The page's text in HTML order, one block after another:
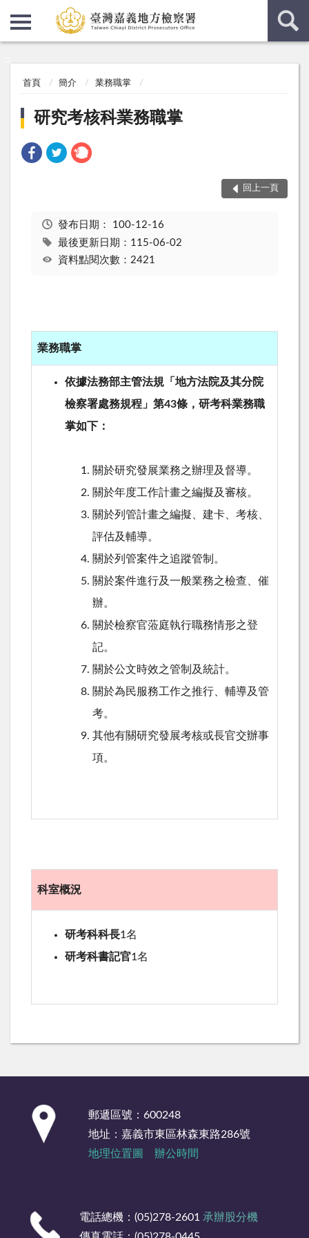
首頁 簡介 業務職掌
研究考核科業務職掌
回上一頁
發布日期： 100-12-16
最後更新日期：115-06-02
資料點閱次數：2421
業務職掌
依據法務部主管法規「地方法院及其分院
檢察署處務規程」第43條，研考科業務職
掌如下：
關於研究發展業務之辦理及督導。
關於年度工作計畫之編擬及審核。
關於列管計畫之編擬、建卡、考核、
評估及輔導。
關於列管案件之追蹤管制。
關於案件進行及一般業務之檢查、催
辦。
關於檢察官蒞庭執行職務情形之登
記。
關於公文時效之管制及統計。
關於為民服務工作之推行、輔導及管
考。
其他有關研究發展考核或長官交辦事
項。
科室概況
研考科科長1名
研考科書記官1名
郵遞區號：600248
地址：嘉義市東區林森東路286號
地理位置圖
辦公時間
電話總機：(05)278-2601 承辦股分機